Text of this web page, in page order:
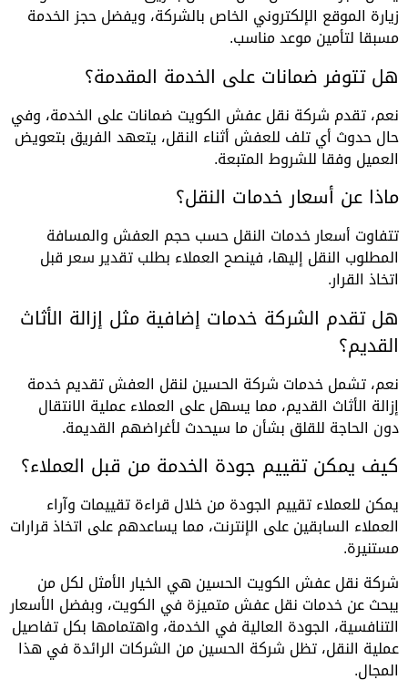
زيارة الموقع الإلكتروني الخاص بالشركة، ويفضل حجز الخدمة
مسبقا لتأمين موعد مناسب.
هل تتوفر ضمانات على الخدمة المقدمة؟
نعم، تقدم شركة نقل عفش الكويت ضمانات على الخدمة، وفي
حال حدوث أي تلف للعفش أثناء النقل، يتعهد الفريق بتعويض
العميل وفقا للشروط المتبعة.
ماذا عن أسعار خدمات النقل؟
تتفاوت أسعار خدمات النقل حسب حجم العفش والمسافة
المطلوب النقل إليها، فينصح العملاء بطلب تقدير سعر قبل
اتخاذ القرار.
هل تقدم الشركة خدمات إضافية مثل إزالة الأثاث
القديم؟
نعم، تشمل خدمات شركة الحسين لنقل العفش تقديم خدمة
إزالة الأثاث القديم، مما يسهل على العملاء عملية الانتقال
دون الحاجة للقلق بشأن ما سيحدث لأغراضهم القديمة.
كيف يمكن تقييم جودة الخدمة من قبل العملاء؟
يمكن للعملاء تقييم الجودة من خلال قراءة تقييمات وآراء
العملاء السابقين على الإنترنت، مما يساعدهم على اتخاذ قرارات
مستنيرة.
شركة نقل عفش الكويت الحسين هي الخيار الأمثل لكل من
يبحث عن خدمات نقل عفش متميزة في الكويت، وبفضل الأسعار
التنافسية، الجودة العالية في الخدمة، واهتمامها بكل تفاصيل
عملية النقل، تظل شركة الحسين من الشركات الرائدة في هذا
المجال.